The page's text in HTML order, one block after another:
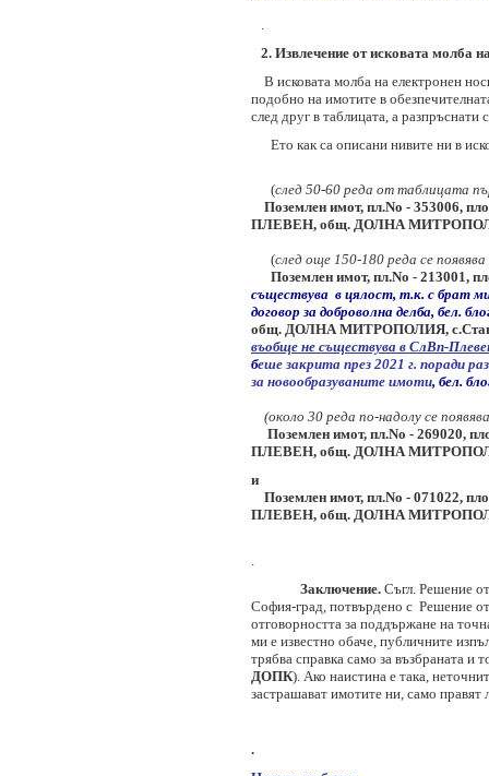
.
2. Извлечение от исковата молба
В исковата молба на електронен
подобно на имотите в
след друг в таблицата, а разпръснати
Ето как са описани нивите ни в
(след 50-60 реда от таблицата
Поземлен имот, пл.No - 353006,
ПЛЕВЕН, общ. ДОЛНА
(след още 150-180 реда се
Поземлен имот, пл.No - 213001,
съществува в цялост, т.к. с брат ми
договор за доброволна делба, бел.
общ. ДОЛНА МИТРОПОЛИЯ,
въобще не съществува в СлВп-
беше закрита през 2021 г. поради
за новообразуваните имоти, бел.
(около 30 реда по-надолу се
Поземлен имот, пл.No - 269020,
ПЛЕВЕН, общ. ДОЛНА
и
Поземлен имот, пл.No - 071022,
ПЛЕВЕН, общ. ДОЛНА
Заключение. Съгл. Решение
София-град, потвърдено с Решение
отговорността за поддържане на
ми е известно обаче, публичните
трябва справка само за възбраната и
ДОПК). Ако наистина е така,
застрашават имотите ни, само
.